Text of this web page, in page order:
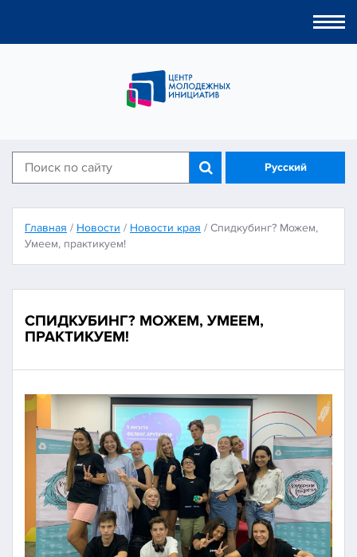
Русский
Главная / Новости / Новости края / Спидкубинг? Можем,
Умеем, практикуем!
СПИДКУБИНГ? МОЖЕМ, УМЕЕМ,
ПРАКТИКУЕМ!